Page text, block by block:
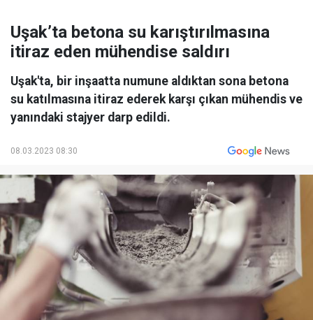
Uşak’ta betona su karıştırılmasına
itiraz eden mühendise saldırı
Uşak'ta, bir inşaatta numune aldıktan sona betona
su katılmasına itiraz ederek karşı çıkan mühendis ve
yanındaki stajyer darp edildi.
08.03.2023 08:30